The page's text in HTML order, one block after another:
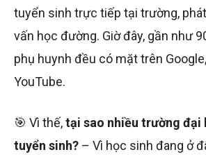
tuyển sinh trực tiếp tại trường,
vấn học đường. Giờ đây, gần như
phụ huynh đều có mặt trên
YouTube.
🎯 Vì thế,tại sao nhiều trường đại
tuyển sinh? – Vì học sinh đang ở